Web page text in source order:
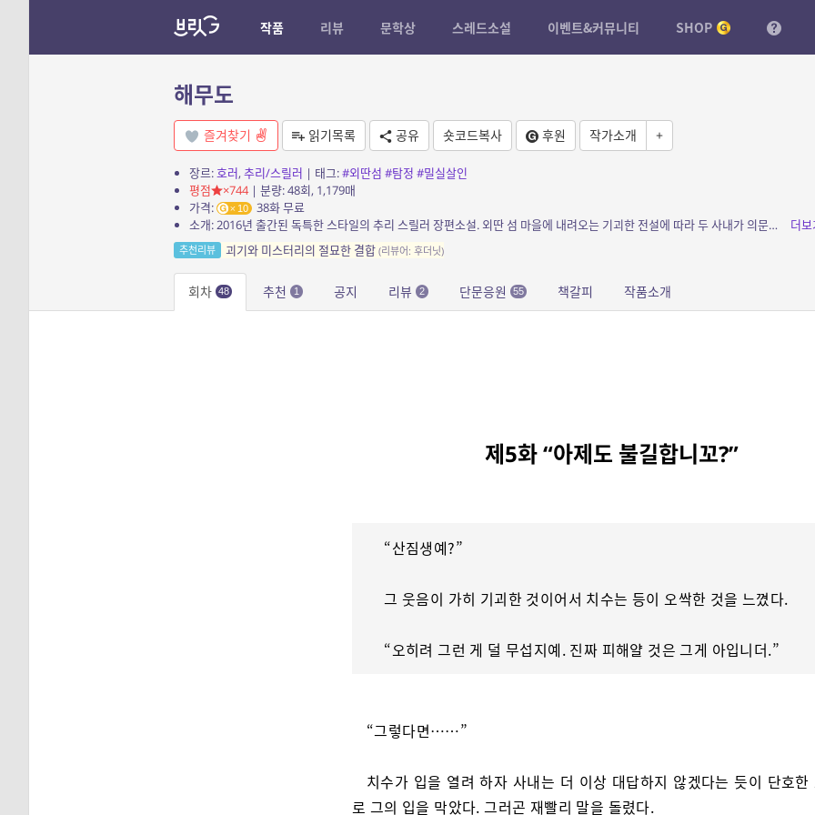
작품 리뷰 문학상 스레드소설 이벤트&커뮤니티 SHOP
해무도
즐겨찾기 읽기목록 공유 숏코드복사 후원 작가소개 +
장르:호러, 추리/스릴러 | 태그:#외딴섬 #탐정 #밀실살인
평점
×744| 분량: 48회, 1,179매
가격:
10
38화 무료
소개: 2016년 출간된 독특한 스타일의 추리 스릴러 장편소설. 외딴 섬 마을에 내려오는 기괴한 전설에 따라 두 사내가 의문의 죽임을 당한다. 20년 후, 당시 사건에 연루된 이들이 섬 ...
더
추천리뷰 괴기와 미스터리의 절묘한 결합 (리뷰어: 후더닛)
회차 48 추천 1 공지 리뷰 2 단문응원 55 책갈피 작품소개
제5화 “아제도 불길합니꼬?”
“산짐생예?”
그 웃음이 가히 기괴한 것이어서 치수는 등이 오싹한 것을 느꼈다.
“오히려 그런 게 덜 무섭지예. 진짜 피해얄 것은 그게 아입니더.”
“그렇다면……”
치수가 입을 열려 하자 사내는 더 이상 대답하지 않겠다는 듯이 단호한
로 그의 입을 막았다. 그러곤 재빨리 말을 돌렸다.